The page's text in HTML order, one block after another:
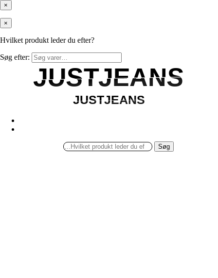
×
×
Hvilket produkt leder du efter?
Søg efter:
JUSTJEANS
JUSTJEANS
JUSTJEANS
JUSTJEANS
Søg